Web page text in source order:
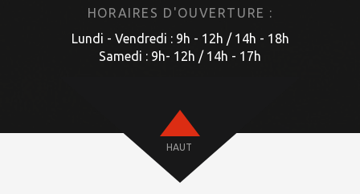
HORAIRES D'OUVERTURE :
Lundi - Vendredi : 9h - 12h / 14h - 18h
Samedi : 9h- 12h / 14h - 17h
HAUT